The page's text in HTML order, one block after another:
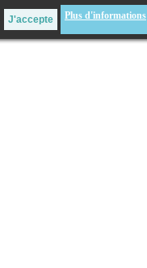
Plus d'informations